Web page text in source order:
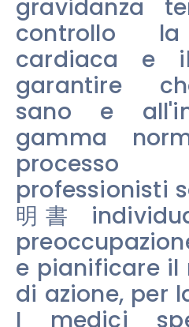
gravidanza
controllo la
cardiaca e
garantire
sano e
gamma
professionisti
明書
e pianificare il
di azione, per
I medici